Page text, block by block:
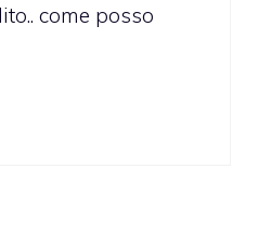
come posso